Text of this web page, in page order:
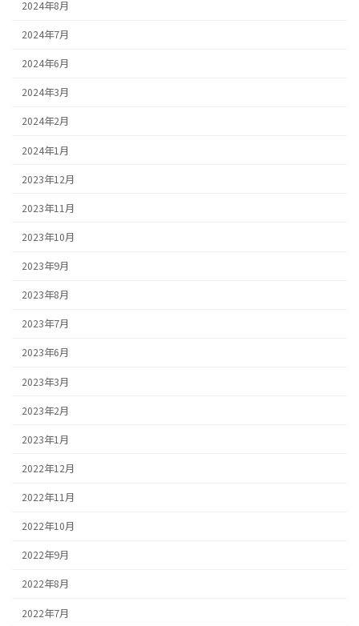
2024年8月
2024年7月
2024年6月
2024年3月
2024年2月
2024年1月
2023年12月
2023年11月
2023年10月
2023年9月
2023年8月
2023年7月
2023年6月
2023年3月
2023年2月
2023年1月
2022年12月
2022年11月
2022年10月
2022年9月
2022年8月
2022年7月